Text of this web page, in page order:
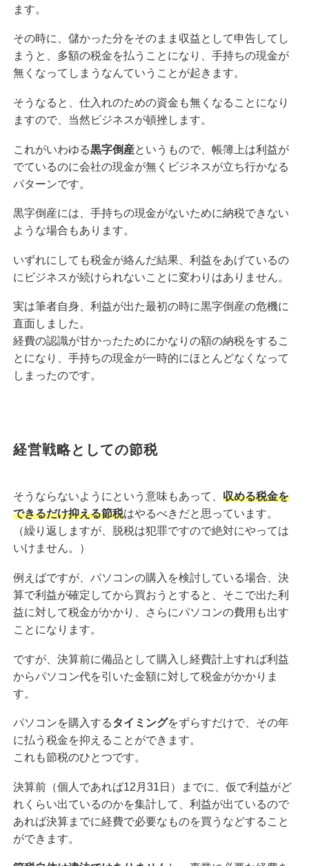
ます。
その時に、儲かった分をそのまま収益として申告してし
まうと、多額の税金を払うことになり、手持ちの現金が
無くなってしまうなんていうことが起きます。
そうなると、仕入れのための資金も無くなることになり
ますので、当然ビジネスが頓挫します。
これがいわゆる黒字倒産というもので、帳簿上は利益が
でているのに会社の現金が無くビジネスが立ち行かなる
パターンです。
黒字倒産には、手持ちの現金がないために納税できない
ような場合もあります。
いずれにしても税金が絡んだ結果、利益をあげているの
にビジネスが続けられないことに変わりはありません。
実は筆者自身、利益が出た最初の時に黒字倒産の危機に
直面しました。
経費の認識が甘かったためにかなりの額の納税をするこ
とになり、手持ちの現金が一時的にほとんどなくなって
しまったのです。
経営戦略としての節税
そうならないようにという意味もあって、 収める税金を
できるだけ抑える節税はやるべきだと思っています。
（繰り返しますが、脱税は犯罪ですので絶対にやっては
いけません。）
例えばですが、パソコンの購入を検討している場合、決
算で利益が確定してから買おうとすると、そこで出た利
益に対して税金がかかり、さらにパソコンの費用も出す
ことになります。
ですが、決算前に備品として購入し経費計上すれば利益
からパソコン代を引いた金額に対して税金がかかりま
す。
パソコンを購入するタイミングをずらすだけで、その年
に払う税金を抑えることができます。
これも節税のひとつです。
決算前（個人であれば12月31日）までに、仮で利益がど
れくらい出ているのかを集計して、利益が出ているので
あれば決算までに経費で必要なものを買うなどすること
ができます。